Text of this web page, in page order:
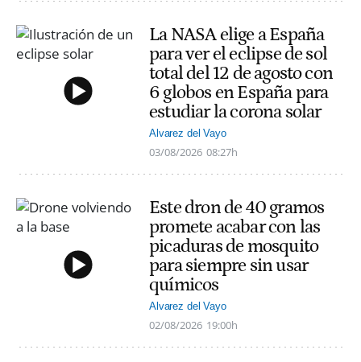
La NASA elige a España
para ver el eclipse de sol
total del 12 de agosto con
6 globos en España para
estudiar la corona solar
Alvarez del Vayo
03/08/2026 08:27h
Este dron de 40 gramos
promete acabar con las
picaduras de mosquito
para siempre sin usar
químicos
Alvarez del Vayo
02/08/2026 19:00h